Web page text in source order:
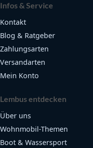
Infos & Service
Kontakt
Blog & Ratgeber
Zahlungsarten
Versandarten
Mein Konto
Lembus entdecken
Über uns
Wohnmobil-Themen
Boot & Wassersport